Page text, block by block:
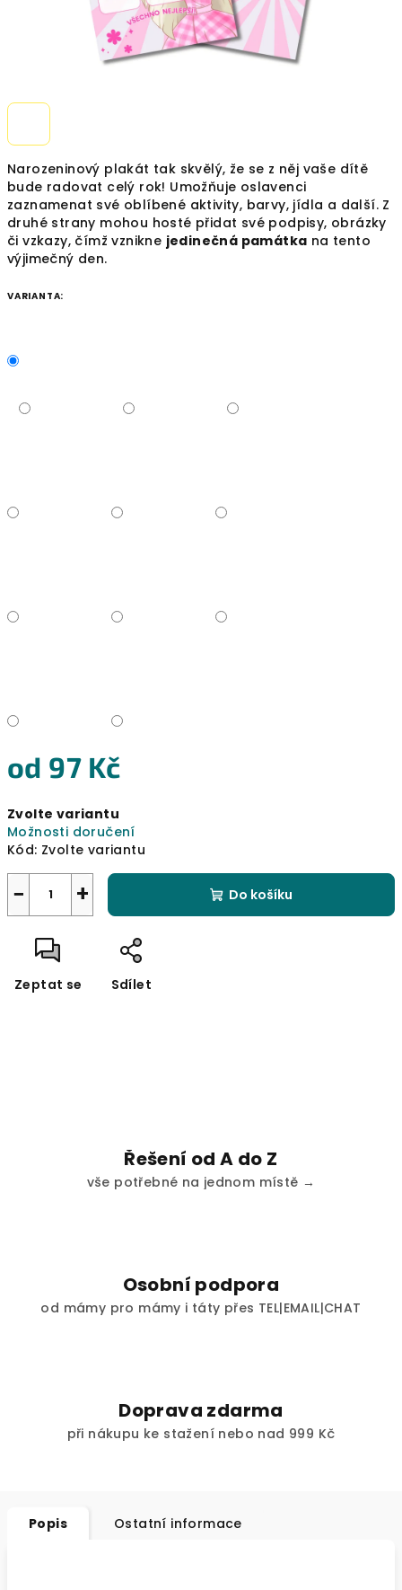
Narozeninový plakát tak skvělý, že se z něj vaše dítě
bude radovat celý rok! Umožňuje oslavenci
zaznamenat své oblíbené aktivity, barvy, jídla a další. Z
druhé strany mohou hosté přidat své podpisy, obrázky
či vzkazy, čímž vznikne jedinečná památka na tento
výjimečný den.
VARIANTA:
od 97 Kč
cena:
Zvolte variantu
Možnosti doručení
Kód: Zvolte variantu
+
− Do košíku
Zeptat se Sdílet
Řešení od A do Z
vše potřebné na jednom místě →
Osobní podpora
od mámy pro mámy i táty přes TEL|EMAIL|CHAT
Doprava zdarma
při nákupu ke stažení nebo nad 999 Kč
Popis Ostatní informace